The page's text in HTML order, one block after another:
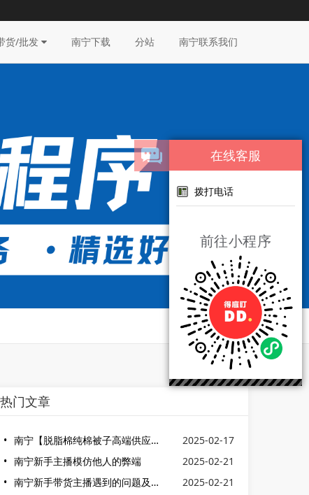
货/批发 南宁下载 分站 南宁联系我们
热门文章
南宁【脱脂棉纯棉被子高端供应合作】24年工厂招募品质电商达人脱脂棉纯棉被竞品少高品质高价值空间
2025-02-17
南宁新手主播模仿他人的弊端
2025-02-21
南宁新手带货主播遇到的问题及解决方案
2025-02-21
在线客服
拨打电话
前往小程序